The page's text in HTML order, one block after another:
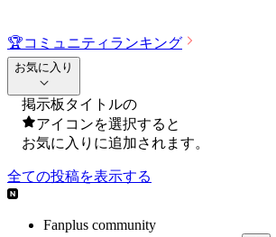
🏆コミュニティランキング
お気に入り
掲示板タイトルの
アイコンを選択すると
お気に入りに追加されます。
全ての投稿を表示する
Fanplus community